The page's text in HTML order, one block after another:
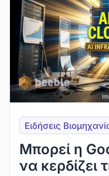
Ειδήσεις
Μπορεί η
να κερδίζει